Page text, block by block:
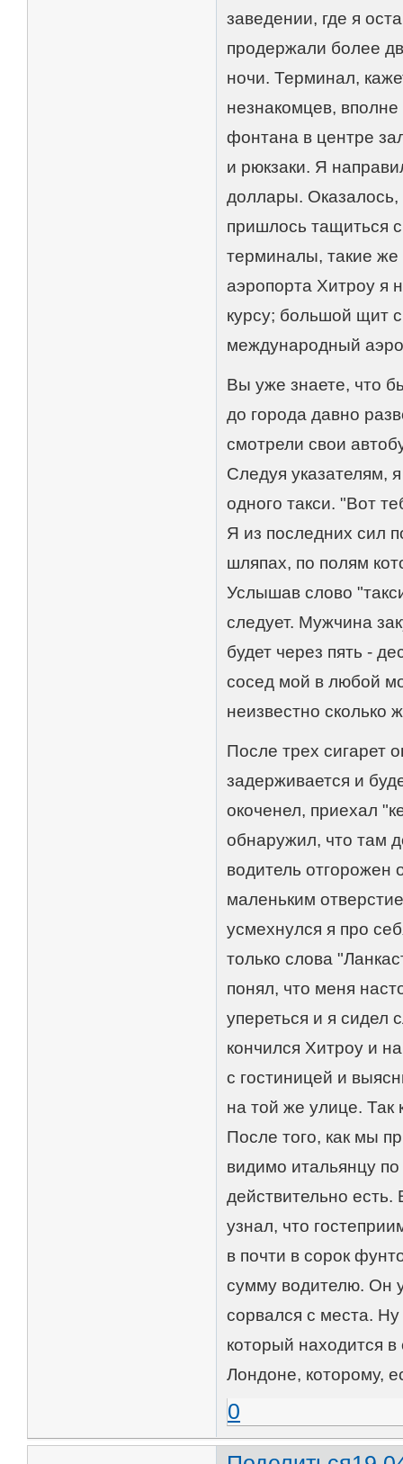
заведении, где я
продержали более
ночи. Терминал,
незнакомцев,
фонтана в центре
и рюкзаки. Я
доллары. Оказалось,
пришлось тащиться
терминалы, такие
аэропорта Хитроу я
курсу; большой щит
международный
Вы уже знаете, что
до города давно
смотрели свои
Следуя указателям,
одного такси. "Вот
Я из последних сил
шляпах, по полям
Услышав слово
следует. Мужчина
будет через пять -
сосед мой в любой
неизвестно сколько
После трех сигарет
задерживается и
окоченел, приехал
обнаружил, что там
водитель отгорожен
маленьким
усмехнулся я про
только слова
понял, что меня
упереться и я сидел
кончился Хитроу и
с гостиницей и
на той же улице. Так
После того, как мы
видимо итальянцу
действительно
узнал, что
в почти в сорок
сумму водителю. Он
сорвался с места.
который находится
Лондоне, которому,
0